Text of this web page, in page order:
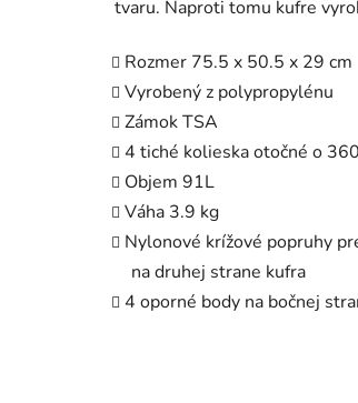
tvaru. Naproti tomu kufre
Rozmer 75.5 x 50.5 x 29 cm
Vyrobený z polypropylénu
Zámok TSA
4 tiché kolieska otočné o
Objem 91L
Váha 3.9 kg
Nylonové krížové popruhy
na druhej strane kufra
4 oporné body na bočnej